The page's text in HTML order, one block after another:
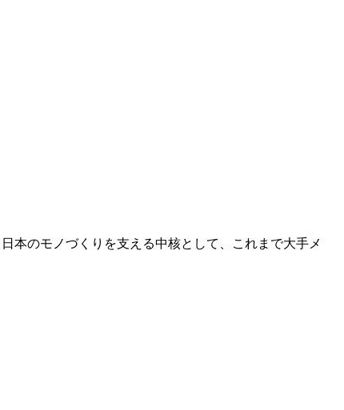
本のモノづくりを支える中核として、これまで大手メ